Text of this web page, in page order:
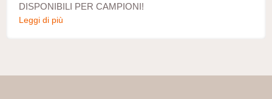
DISPONIBILI PER CAMPIONI!
Leggi di più